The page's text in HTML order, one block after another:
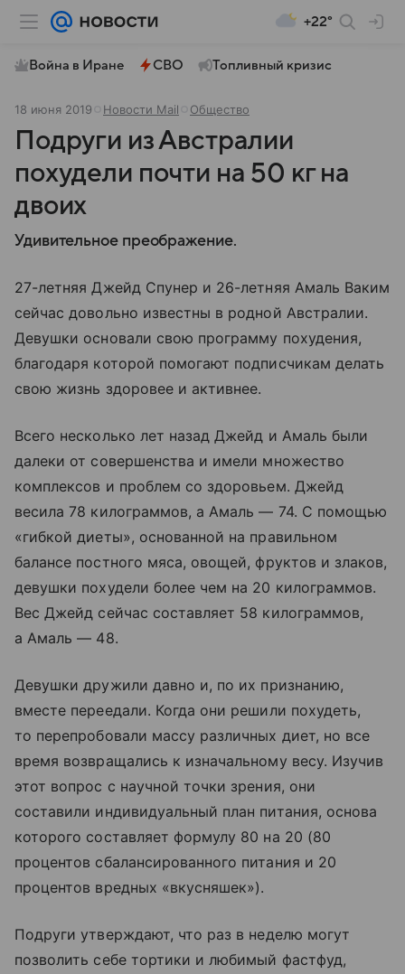
+22°
Война в Иране СВО Топливный кризис
18 июня 2019 Новости Mail Общество
Подруги из Австралии
похудели почти на 50 кг на
двоих
Удивительное преображение.
27-летняя Джейд Спунер и 26-летняя Амаль Ваким
сейчас довольно известны в родной Австралии.
Девушки основали свою программу похудения,
благодаря которой помогают подписчикам делать
свою жизнь здоровее и активнее.
Всего несколько лет назад Джейд и Амаль были
далеки от совершенства и имели множество
комплексов и проблем со здоровьем. Джейд
весила 78 килограммов, а Амаль — 74. С помощью
«гибкой диеты», основанной на правильном
балансе постного мяса, овощей, фруктов и злаков,
девушки похудели более чем на 20 килограммов.
Вес Джейд сейчас составляет 58 килограммов,
а Амаль — 48.
Девушки дружили давно и, по их признанию,
вместе переедали. Когда они решили похудеть,
то перепробовали массу различных диет, но все
время возвращались к изначальному весу. Изучив
этот вопрос с научной точки зрения, они
составили индивидуальный план питания, основа
которого составляет формулу 80 на 20 (80
процентов сбалансированного питания и 20
процентов вредных «вкусняшек»).
Подруги утверждают, что раз в неделю могут
позволить себе тортики и любимый фастфуд,